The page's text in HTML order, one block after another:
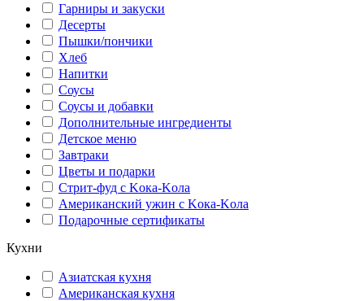
Гарниры и закуски
Десерты
Пышки/пончики
Хлеб
Напитки
Соусы
Соусы и добавки
Дополнительные ингредиенты
Детское меню
Завтраки
Цветы и подарки
Стрит-фуд с Kока-Kола
Американский ужин с Kока-Kола
Подарочные сертификаты
Кухни
Азиатская кухня
Американская кухня